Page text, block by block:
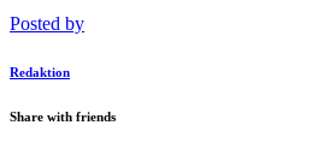
Posted by
Redaktion
Share with friends